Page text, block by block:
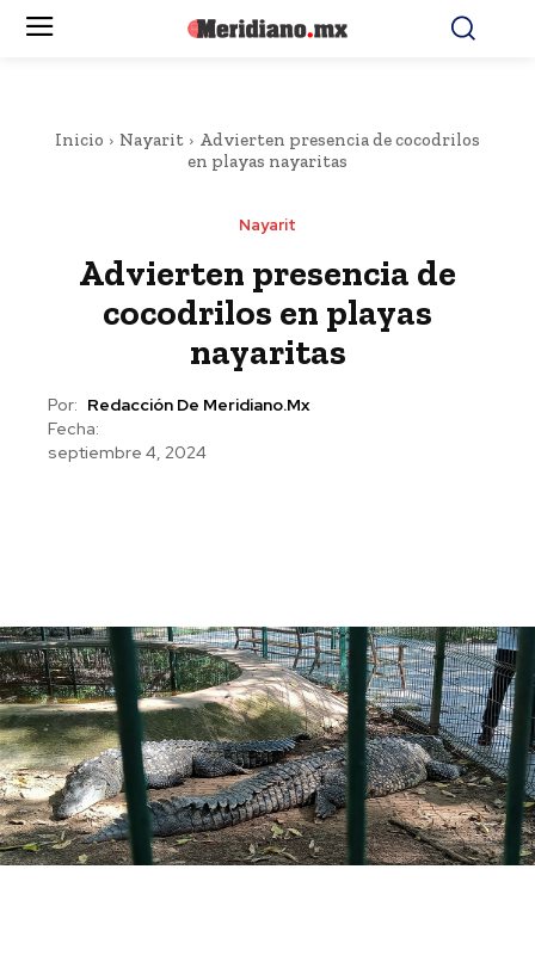
Inicio Nayarit
Advierten presencia de cocodrilos
en playas nayaritas
Nayarit
Advierten presencia de
cocodrilos en playas
nayaritas
Por: Redacción De Meridiano.mx
Fecha:
septiembre 4, 2024